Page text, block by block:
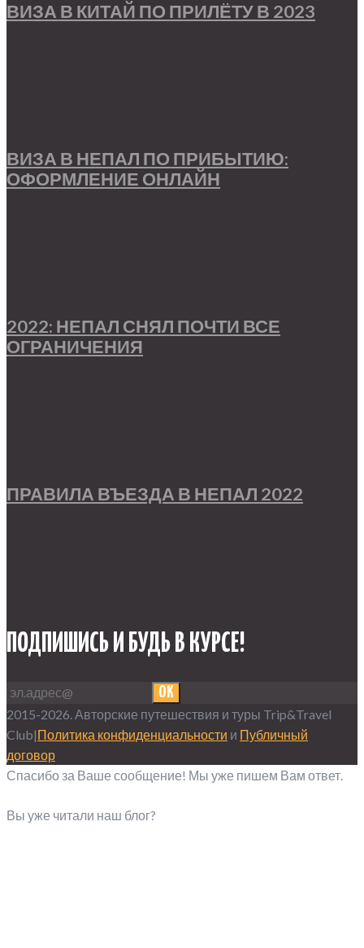
ВИЗА В КИТАЙ ПО ПРИЛЁТУ В 2023
ВИЗА В НЕПАЛ ПО ПРИБЫТИЮ:
ОФОРМЛЕНИЕ ОНЛАЙН
2022: НЕПАЛ СНЯЛ ПОЧТИ ВСЕ
ОГРАНИЧЕНИЯ
ПРАВИЛА ВЪЕЗДА В НЕПАЛ 2022
ПОДПИШИСЬ И БУДЬ В КУРСЕ!
OK
2015-2026. Авторские путешествия и туры Trip&Travel
Club|Политика конфиденциальности и Публичный
договор
Спасибо за Ваше сообщение! Мы уже пишем Вам ответ.
Вы уже читали наш блог?